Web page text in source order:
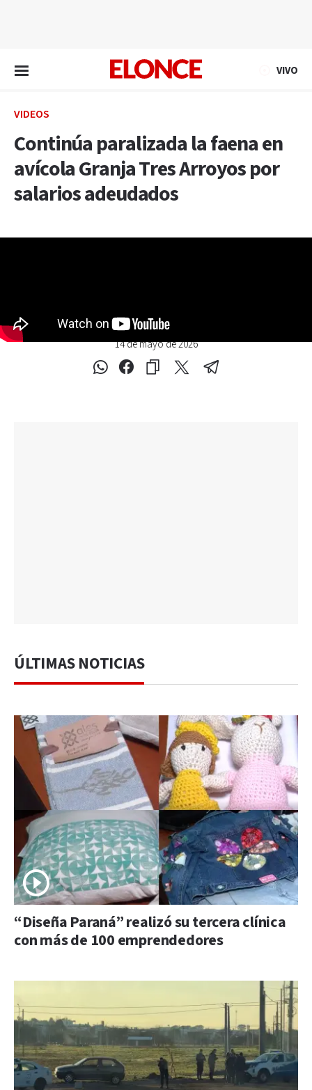
VIVO
VIDEOS
Continúa paralizada la faena en
avícola Granja Tres Arroyos por
salarios adeudados
14 de mayo de 2026
ÚLTIMAS NOTICIAS
“Diseña Paraná” realizó su tercera clínica
con más de 100 emprendedores